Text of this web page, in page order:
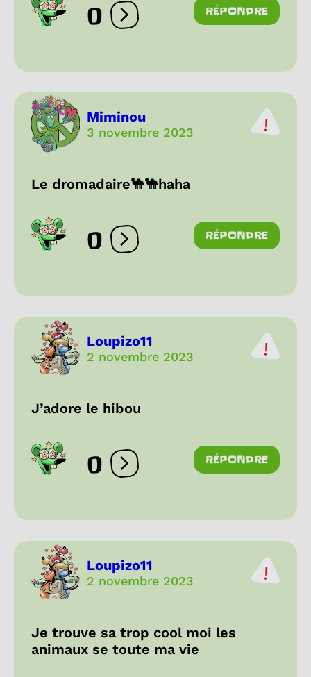
0 Ouvrir les réactions
RÉPONDRE
Miminou
3 novembre 2023
Le dromadaire🐪🐪haha
0 Ouvrir les réactions
RÉPONDRE
Loupizo11
2 novembre 2023
J’adore le hibou
0 Ouvrir les réactions
RÉPONDRE
Loupizo11
2 novembre 2023
Je trouve sa trop cool moi les
animaux se toute ma vie